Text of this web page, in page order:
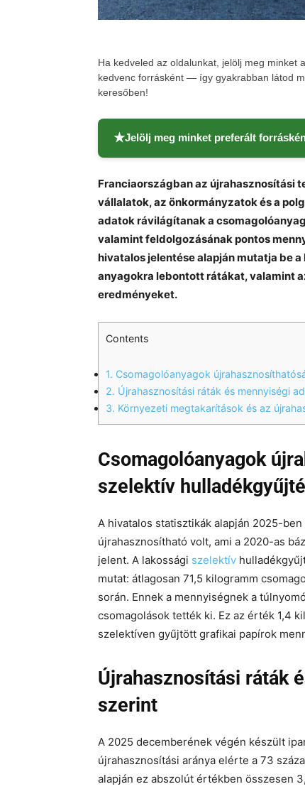
Ha kedveled az oldalunkat, jelölj meg minket
kedvenc forrásként — így gyakrabban látod
keresőben!
★Jelölj meg minket preferált
Franciaországban az újrahasznosítási
vállalatok, az önkormányzatok és a
adatok rávilágítanak a
valamint feldolgozásának pontos
hivatalos jelentése alapján mutatja be
anyagokra lebontott rátákat, valamint
eredményeket.
Contents
1. Csomagolóanyagok
2. Újrahasznosítási ráták és mennyiségi
3. Környezeti megtakarítások és az
Csomagolóanyagok
szelektív
A hivatalos statisztikák alapján 2025-
újrahasznosítható volt, ami a 2020-as
jelent. A lakossági szelektív
mutat: átlagosan 71,5 kilogramm
során. Ennek a mennyiségnek a
csomagolások tették ki. Ez az érték 1,4
szelektíven gyűjtött grafikai papírok
Újrahasznosítási ráták
szerint
A 2025 decemberének végén készült
újrahasznosítási aránya elérte a 73
alapján ez abszolút értékben összesen